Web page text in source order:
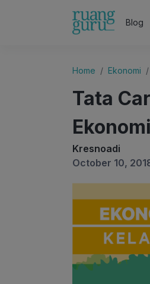
Blog
Home Ekonomi
Tata
Kresnoadi
October 10,